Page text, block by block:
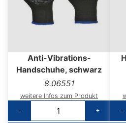
Anti-Vibrations-
Handschuhe, schwarz
8.06551
weitere Infos zum Produkt
-
+
-